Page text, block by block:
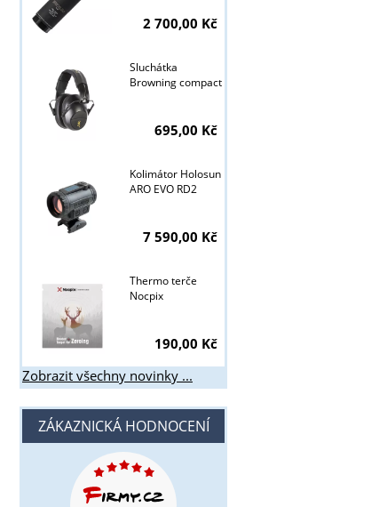
2 700,00 Kč
Sluchátka
Browning compact
695,00 Kč
Kolimátor Holosun
ARO EVO RD2
7 590,00 Kč
Thermo terče
Nocpix
190,00 Kč
Zobrazit všechny novinky ...
ZÁKAZNICKÁ HODNOCENÍ